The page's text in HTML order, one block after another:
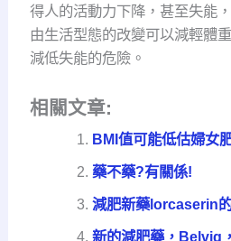
得人的活動力下降，甚至失能
由生活型態的改變可以減輕體
減低失能的危險。
相關文章:
BMI值可能低估婦女
藥不藥?有關係!
減肥新藥lorcaserin
新的減肥藥，Belviq